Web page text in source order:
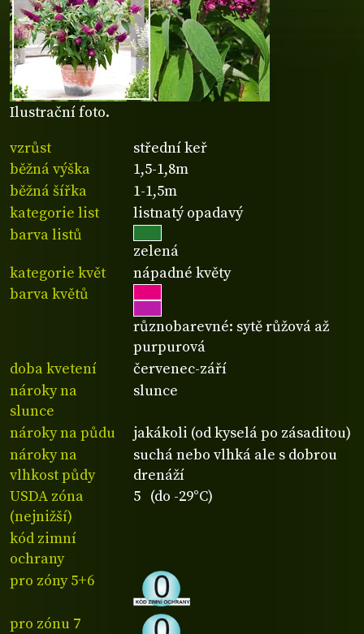
Ilustrační foto.
vzrůst
střední keř
běžná výška
1,5-1,8m
běžná šířka
1-1,5m
kategorie list
listnatý opadavý
barva listů
zelená
kategorie květ
nápadné květy
barva květů
různobarevné: sytě růžová až
purpurová
doba kvetení
červenec-září
nároky na
slunce
slunce
nároky na půdu
jakákoli (od kyselá po zásaditou)
nároky na
vlhkost půdy
suchá nebo vlhká ale s dobrou
drenáží
USDA zóna
(nejnižší)
5 (do -29°C)
kód zimní
ochrany
pro zóny 5+6
pro zónu 7